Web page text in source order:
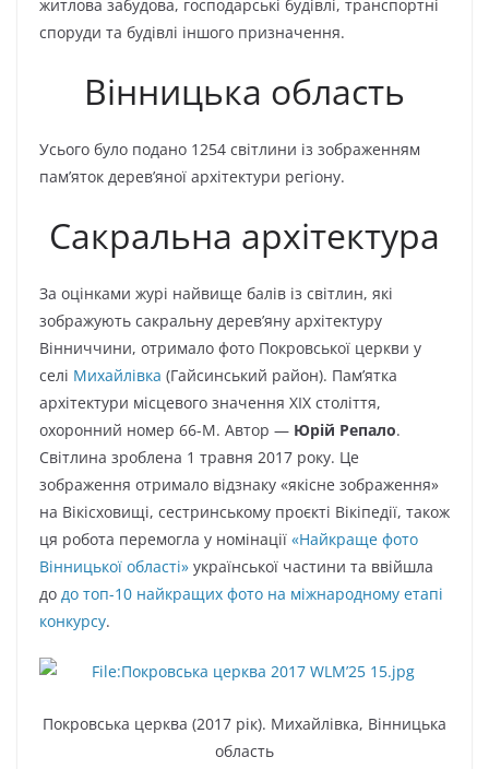
житлова забудова, господарські будівлі, транспортні
споруди та будівлі іншого призначення.
Вінницька область
Усього було подано 1254 світлини із зображенням
пам’яток дерев’яної архітектури регіону.
Сакральна архітектура
За оцінками журі найвище балів із світлин, які
зображують сакральну дерев’яну архітектуру
Вінниччини, отримало фото Покровської церкви у
селі Михайлівка (Гайсинський район). Пам’ятка
архітектури місцевого значення XIX століття,
охоронний номер 66-М. Автор — Юрій Репало.
Світлина зроблена 1 травня 2017 року. Це
зображення отримало відзнаку «якісне зображення»
на Вікісховищі, сестринському проєкті Вікіпедії, також
ця робота перемогла у номінації «Найкраще фото
Вінницької області» української частини та ввійшла
до до топ-10 найкращих фото на міжнародному етапі
конкурсу.
Покровська церква (2017 рік). Михайлівка, Вінницька
область